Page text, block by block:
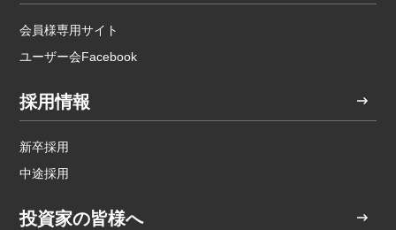
会員様専用サイト
ユーザー会Facebook
採用情報
新卒採用
中途採用
投資家の皆様へ